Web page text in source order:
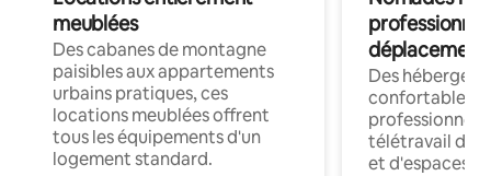
meublées
Des cabanes de montagne
paisibles aux appartements
urbains pratiques, ces
locations meublées offrent
tous les équipements d'un
logement standard.
déplacement
Des
confortables
professionnels
télétravail
et d'espaces